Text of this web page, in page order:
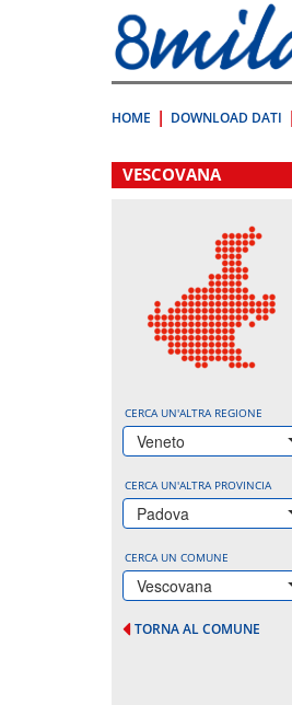
direttamente
a:
Contenuto
HOME DOWNLOAD DATI
.
VESCOVANA
CERCA UN'ALTRA REGIONE
Veneto
CERCA UN'ALTRA PROVINCIA
Padova
CERCA UN COMUNE
Vescovana
TORNA AL COMUNE